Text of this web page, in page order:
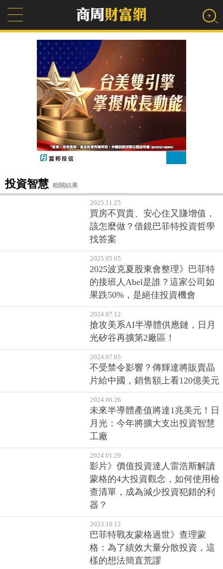
投資智慧 相關結果
2025.11.25
買房不買貴、安心住又賺增值，
該怎麼做？借鏡巴菲特投資哲學
找答案
2025.05.05
2025波克夏股東會整理》巴菲特
的接班人Abel是誰？這家公司如
果跌50%，是絕佳投資機會
2024.07.12
搶攻美系AI半導體供應鏈，日月
光矽谷再擴第2廠區！
2024.07.05
不受禁令影響？傳輝達將販賣晶
片給中國，銷售額上看120億美元
2024.06.26
未來半導體產值將達1兆美元！日
月光：今年將擴大支出投資智慧
工廠
2024.01.29
影片》價值投資達人雷浩斯解讀
蒙格的4大投資觀念，如何使用檢
查清單，成為減少投資犯錯的利
器？
2023.10.12
巴菲特戰友蒙格過世》查理蒙
格：為了績效大量分散投資，這
樣的想法簡直荒謬